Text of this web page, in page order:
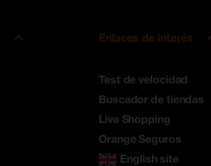
Enlaces de interés
Test de velocidad
Buscador de tiendas
Live Shopping
Orange Seguros
English site